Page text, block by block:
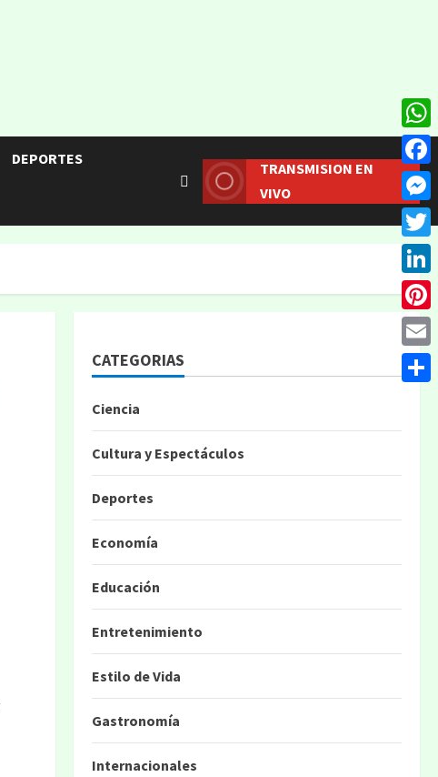
DEPORTES
TRANSMISION EN
VIVO
CATEGORIAS
Ciencia
Cultura y Espectáculos
Deportes
Economía
Educación
Entretenimiento
Estilo de Vida
Gastronomía
Internacionales
Email